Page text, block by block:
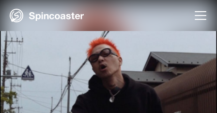
Skip